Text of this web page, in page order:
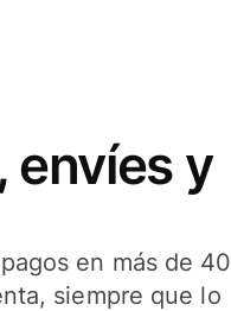
envíes y
en más de 40
siempre que lo